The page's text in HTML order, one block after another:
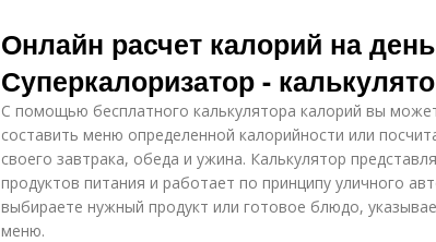
Онлайн расчет калорий на
Суперкалоризатор -
С помощью бесплатного калькулятора калорий вы
составить меню определенной калорийности или
своего завтрака, обеда и ужина. Калькулятор
продуктов питания и работает по принципу уличного
выбираете нужный продукт или готовое блюдо,
меню.